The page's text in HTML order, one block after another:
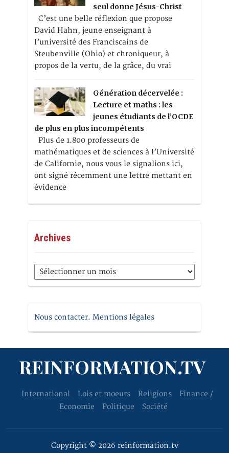
seul donne Jésus-Christ
C’est une belle réflexion que propose
David Hahn, jeune enseignant à
l’université des Franciscains de
Steubenville (Ohio) et chroniqueur, à
propos de la vertu, de la grâce, du vrai
Génération décervelée :
Lecture et maths : les
jeunes étudiants de l’OCDE
de plus en plus incompétents
Plus de 1.800 professeurs de
mathématiques et de sciences à l’Université
de Californie, nous vous le signalions ici,
ont signé récemment une lettre mettant en
évidence
Archives
Archives
Nous contacter. Mentions légales
REINFORMATION.TV
International Lois et moeurs Religions
Finance /
Economie
Politique Société
Copyright © 2026 reinformation.tv